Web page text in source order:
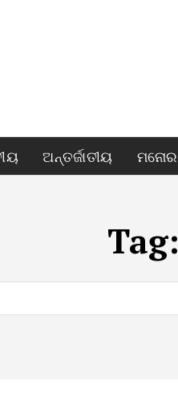
ଅନ୍ତର୍ଜାତୀୟ
Tag: